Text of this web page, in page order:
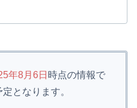
年8月6日 時点の情報で
となります。